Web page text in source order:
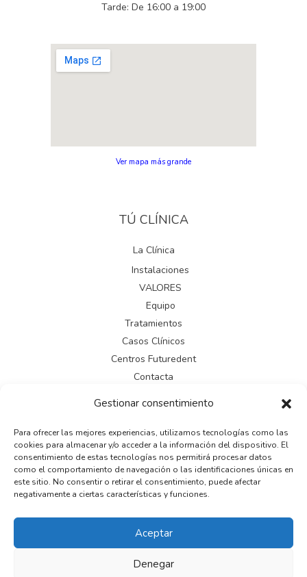
Gestionar consentimiento
Para ofrecer las mejores experiencias, utilizamos tecnologías como las
cookies para almacenar y/o acceder a la información del dispositivo. El
consentimiento de estas tecnologías nos permitirá procesar datos
como el comportamiento de navegación o las identificaciones únicas en
este sitio. No consentir o retirar el consentimiento, puede afectar
negativamente a ciertas características y funciones.
Aceptar
Denegar
Tarde: De 16:00 a 19:00
Ver mapa más grande
TÚ CLÍNICA
La Clínica
Instalaciones
VALORES
Equipo
Tratamientos
Casos Clínicos
Centros Futuredent
Contacta
Aviso legal
Política de cookies
Política de privacidad
Copyright © 2026